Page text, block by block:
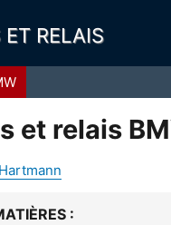
ET RELAIS
et relais
: